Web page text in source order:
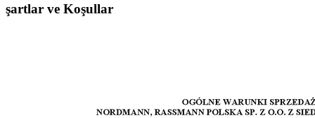
şartlar ve Koşullar